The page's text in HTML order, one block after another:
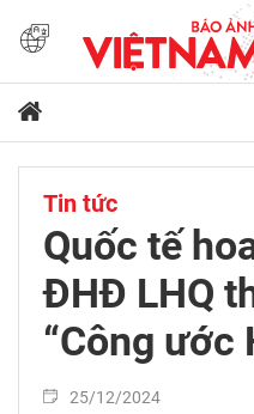
Tin tức
Quốc tế
ĐHĐ LHQ
“Công ước
25/12/2024